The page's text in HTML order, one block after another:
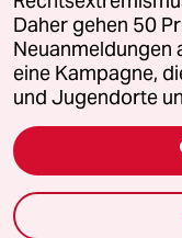
Feedback
Leitlinie Informant
Seitenwende
Daher gehen 50
Neuanmeldungen
eine Kampagne,
und Jugendorte